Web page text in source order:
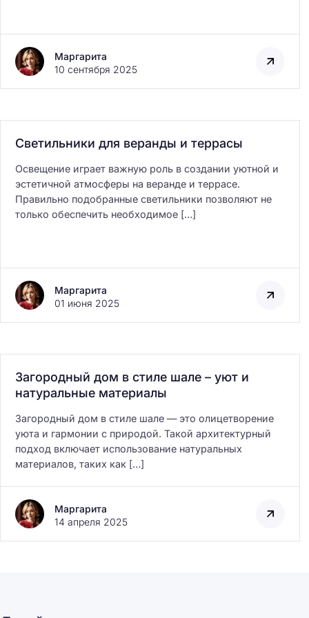
Маргарита
10 сентября 2025
Светильники для веранды и террасы
Освещение играет важную роль в создании уютной и
эстетичной атмосферы на веранде и террасе.
Правильно подобранные светильники позволяют не
только обеспечить необходимое […]
Маргарита
01 июня 2025
Загородный дом в стиле шале – уют и
натуральные материалы
Загородный дом в стиле шале — это олицетворение
уюта и гармонии с природой. Такой архитектурный
подход включает использование натуральных
материалов, таких как […]
Маргарита
14 апреля 2025